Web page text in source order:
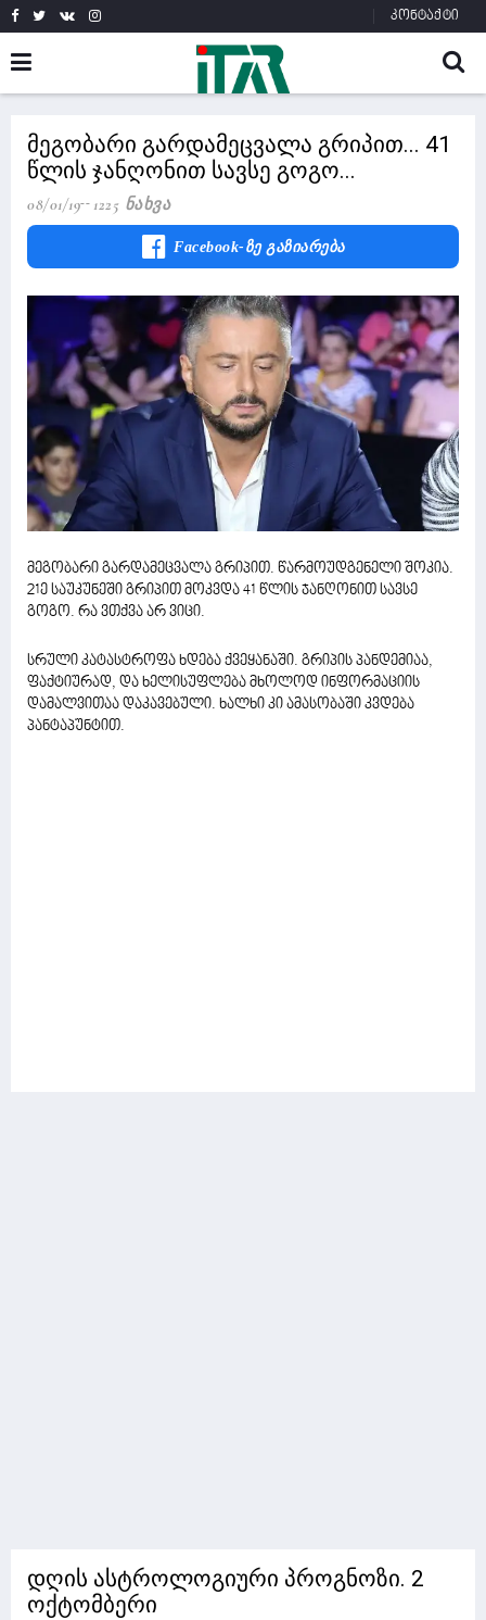
კონტაქტი
მეგობარი გარდამეცვალა გრიპით... 41
წლის ჯანღონით სავსე გოგო...
08/01/19 1225 Ნახვა
Facebook-Ზე Გაზიარება
მეგობარი გარდამეცვალა გრიპით. წარმოუდგენელი შოკია.
21ე საუკუნეში გრიპით მოკვდა 41 წლის ჯანღონით სავსე
გოგო. რა ვთქვა არ ვიცი.
სრული კატასტროფა ხდება ქვეყანაში. გრიპის პანდემიაა,
ფაქტიურად, და ხელისუფლება მხოლოდ ინფორმაციის
დამალვითაა დაკავებული. ხალხი კი ამასობაში კვდება
პანტაპუნტით.
დღის ასტროლოგიური პროგნოზი. 2
ოქტომბერი